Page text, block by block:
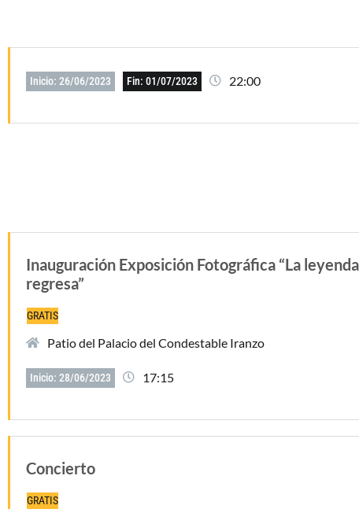
Inicio: 26/06/2023 Fin: 01/07/2023 22:00
Inauguración Exposición Fotográfica “La leyenda
regresa”
GRATIS
Patio del Palacio del Condestable Iranzo
Inicio: 28/06/2023 17:15
Concierto
GRATIS